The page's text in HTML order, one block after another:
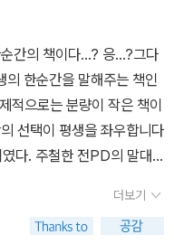
이다.
비된 자들에게만 온다는
된 셈이다.식모를 하겠다
하고 미육군장교가 된 서진
어이 올라가 깃발을 꽂은
신적인 양식을 불어넣어 주
잡아가기도 하고여물지 못
결심했던 순간이나 시한부
었던 그순간들이 바로 기적
로 한팔을 잃고도 장애우를
간의 책이다...? 응...?그다
한순간을 말해주는 책인
적으로는 분량이 작은 책이
선택이 평생을 좌우합니다
다. 주철한 전PD의 말대
고 있었지만... 토지 1부를
다. 중학교때는 학교에서
더보기